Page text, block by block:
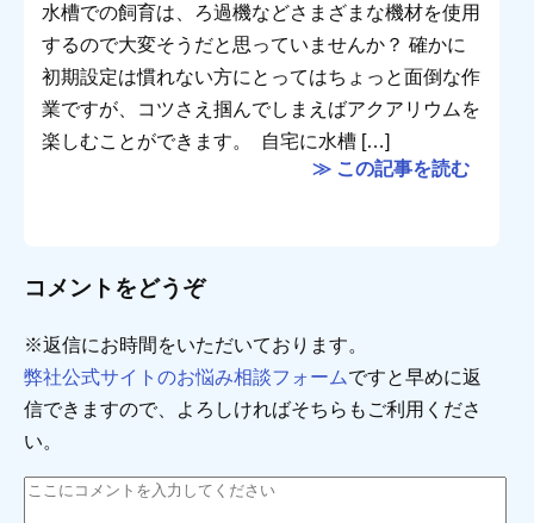
水槽での飼育は、ろ過機などさまざまな機材を使用
するので大変そうだと思っていませんか？ 確かに
初期設定は慣れない方にとってはちょっと面倒な作
業ですが、コツさえ掴んでしまえばアクアリウムを
楽しむことができます。 自宅に水槽 […]
≫ この記事を読む
コメントをどうぞ
※返信にお時間をいただいております。
弊社公式サイトのお悩み相談フォームですと早めに返
信できますので、よろしければそちらもご利用くださ
い。